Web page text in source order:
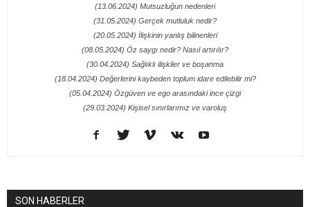
(13.06.2024) Mutsuzluğun nedenleri
(31.05.2024) Gerçek mutluluk nedir?
(20.05.2024) İlişkinin yanlış bilinenleri
(08.05.2024) Öz saygı nedir? Nasıl artırılır?
(30.04.2024) Sağlıklı ilişkiler ve boşanma
(18.04.2024) Değerlerini kaybeden toplum idare edilebilir mi?
(05.04.2024) Özgüven ve ego arasındaki ince çizgi
(29.03.2024) Kişisel sınırlarımız ve varoluş
SON HABERLER